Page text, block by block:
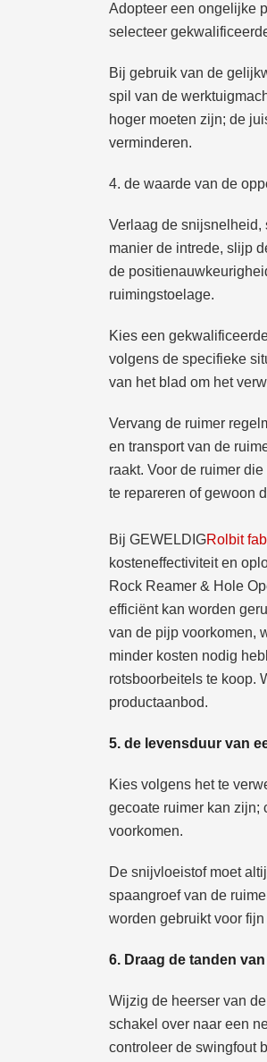
Adopteer een ongelijke
selecteer
Bij gebruik van de
spil van de
hoger moeten zijn; de
verminderen.
4. de waarde van de
Verlaag de snijsnelheid,
manier de intrede, slijp
de
ruimingstoelage.
Kies een
volgens de specifieke
van het blad om het
Vervang de ruimer
en transport van de
raakt. Voor de ruimer
te repareren of gewoon
Bij GEWELDIGRolbit
kosteneffectiviteit en
Rock Reamer & Hole
efficiënt kan worden
van de pijp voorkomen,
minder kosten nodig
rotsboorbeitels te koop.
productaanbod.
5. de levensduur van
Kies volgens het te
gecoate ruimer kan zijn;
voorkomen.
De snijvloeistof moet
spaangroef van de
worden gebruikt voor
6. Draag de tanden
Wijzig de heerser van
schakel over naar een
controleer de swingfout